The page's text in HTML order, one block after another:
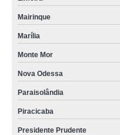
Mairinque
Marília
Monte Mor
Nova Odessa
Paraisolândia
Piracicaba
Presidente Prudente